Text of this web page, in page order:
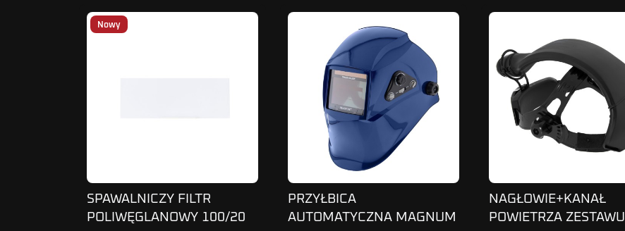
Nowy
SPAWALNICZY FILTR
POLIWĘGLANOWY 100/20
PRZYŁBICA
AUTOMATYCZNA MAGNUM
NAGŁOWIE+KANAŁ
POWIETRZA ZESTAWU